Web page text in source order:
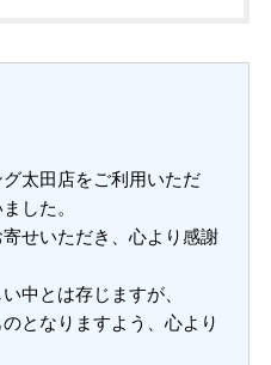
太田店をご利用いただ
した。
せいただき、心より感謝
中とは存じますが、
となりますよう、心より